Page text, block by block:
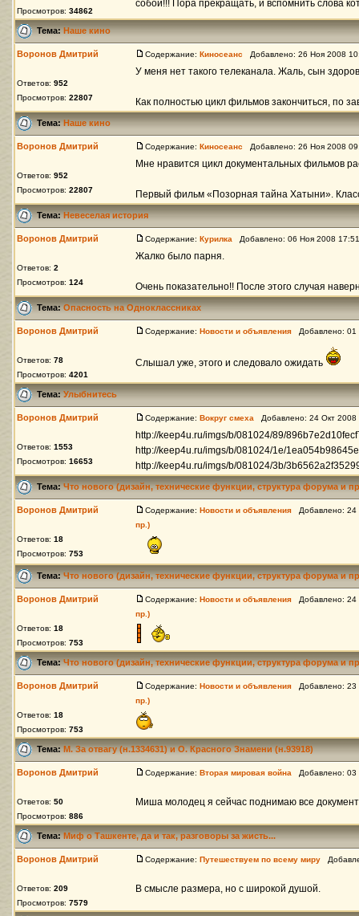
Просмотров: 34862
собой!!! Пора прекращать, и вспомнить слова
Тема:Наше кино
Воронов Дмитрий
Ответов: 952
Просмотров: 22807
Содержание: Киносеанс Добавлено: 26 Ноя 2008
У меня нет такого телеканала. Жаль, сын
Как полностью цикл фильмов закончиться, по
Тема:Наше кино
Воронов Дмитрий
Ответов: 952
Просмотров: 22807
Содержание: Киносеанс Добавлено: 26 Ноя 2008
Мне нравится цикл документальных фильмов
Первый фильм «Позорная тайна Хатыни».
Тема:Невеселая история
Воронов Дмитрий
Ответов: 2
Просмотров: 124
Содержание: Курилка Добавлено: 06 Ноя 2008
Жалко было парня.
Очень показательно!! После этого случая
Тема:Опасность на Одноклассниках
Воронов Дмитрий
Ответов: 78
Просмотров: 4201
Содержание: Новости и объявления Добавлено:
Слышал уже, этого и следовало ожидать
Тема:Улыбнитесь
Воронов Дмитрий
Ответов: 1553
Просмотров: 16653
Содержание: Вокруг смеха Добавлено: 24 Окт
http://keep4u.ru/imgs/b/081024/89/
http://keep4u.ru/imgs/b/081024/1e/
http://keep4u.ru/imgs/b/081024/3b/
Тема:Что нового (дизайн, технические функции, структура форума и
Воронов Дмитрий
Ответов: 18
Просмотров: 753
Содержание: Новости и объявления Добавлено:
пр.)
Тема:Что нового (дизайн, технические функции, структура форума и
Воронов Дмитрий
Ответов: 18
Просмотров: 753
Содержание: Новости и объявления Добавлено:
пр.)
Тема:Что нового (дизайн, технические функции, структура форума и
Воронов Дмитрий
Ответов: 18
Просмотров: 753
Содержание: Новости и объявления Добавлено:
пр.)
Тема:М. За отвагу (н.1334631) и О. Красного Знамени (н.93918)
Воронов Дмитрий
Ответов: 50
Просмотров: 886
Содержание: Вторая мировая война Добавлено:
Миша молодец я сейчас поднимаю все
Тема:Миф о Ташкенте, да и так, разговоры за жисть...
Воронов Дмитрий
Ответов: 209
Просмотров: 7579
Содержание: Путешествуем по всему миру
В смысле размера, но с широкой душой.